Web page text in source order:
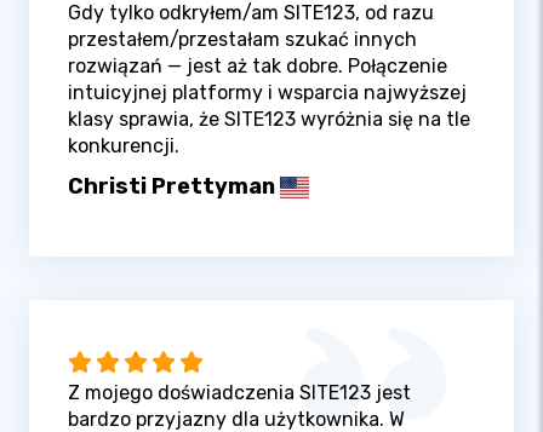
Gdy tylko odkryłem/am SITE123, od razu
przestałem/przestałam szukać innych
rozwiązań — jest aż tak dobre. Połączenie
intuicyjnej platformy i wsparcia najwyższej
klasy sprawia, że SITE123 wyróżnia się na tle
konkurencji.
Christi Prettyman
Z mojego doświadczenia SITE123 jest
bardzo przyjazny dla użytkownika. W